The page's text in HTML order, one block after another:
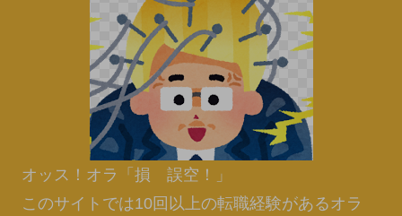
オッス！オラ「損 誤空！」
このサイトでは10回以上の転職経験があるオラ